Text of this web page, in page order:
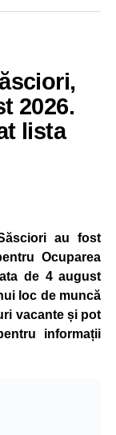
va fi aplicată
energetic.
evoluția situației
va reveni la
vor permite.
a unor linii
consumatori de
din necesarul
de energie,
și al unităților
vor continua
din domeniul
perioadei dificile
2026.
lista
au fost
Ocuparea
de 4 august
loc de muncă
vacante și pot
informații